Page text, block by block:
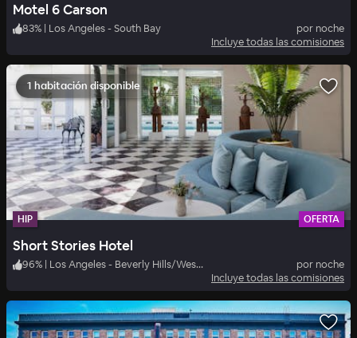
Motel 6 Carson
83% Los Angeles - South Bay
por noche
Incluye todas las comisiones
1 habitación disponible
HIP OFERTA
Short Stories Hotel
96% | Los Angeles - Beverly Hills/West Hollywood
por noche
Incluye todas las comisiones